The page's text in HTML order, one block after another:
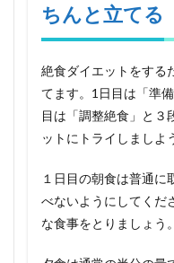
初日
は計
画を
んと
立て
2
辛い
２日
目！
本番
ちんと立てる
絶食ダイエットをする
てます。1日目は「準
目は「調整絶食」と３
ットにトライしましよ
１日目の朝食は普通に
べないようにしてくだ
な食事をとりましょう